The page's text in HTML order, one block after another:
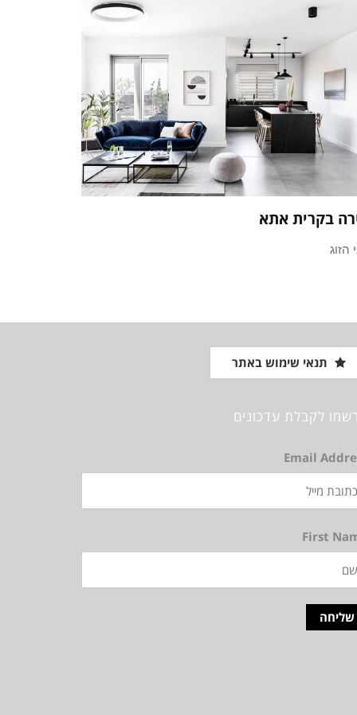
בקרית אתא
הזוג
תנאי שימוש באתר
לקבלת עדכונים
Email
First